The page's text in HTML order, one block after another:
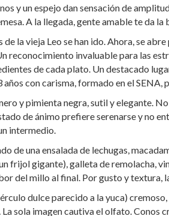
y un espejo dan sensación de
A la llegada, gente amable te da la
de la vieja Leo se han ido. Ahora, se
reconocimiento invaluable para las
de cada plato. Un destacado
con carisma, formado en el SENA,
y pimienta negra, sutil y elegante.
de ánimo prefiere serenarse y no
intermedio.
de una ensalada de lechugas,
frijol gigante), galleta de remolacha,
del millo al final. Por gusto y textura,
dulce parecido a la yuca)
sola imagen cautiva el olfato. Conos